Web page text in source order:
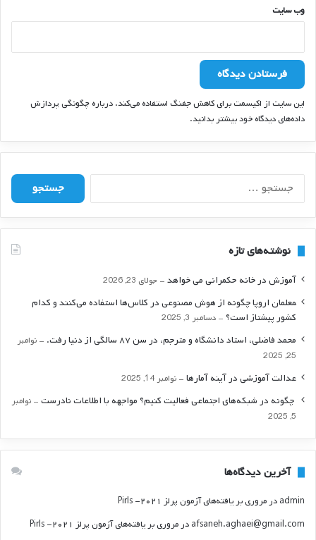
وب‌ سایت
این سایت از اکیسمت برای کاهش جفنگ استفاده می‌کند. درباره چگونگی پردازش
داده‌های دیدگاه خود بیشتر بدانید.
س
ج
ی
نوشته‌های تازه
آموزش در خانه حکمرانی می خواهد جولای 23, 2026
‍معلمان اروپا چگونه از هوش مصنوعی در کلاس‌ها استفاده می‌کنند و کدام
کشور پیشتاز است؟
دسامبر 3, 2025
محمد فاضلی، استاد دانشگاه و مترجم، در سن ۸۷ سالگی از دنیا رفت.
نوامبر
25, 2025
عدالت آموزشی در آینه آمارها نوامبر 14, 2025
‍ چگونه در شبکه‌های اجتماعی فعالیت کنیم؟ مواجهه با اطلاعات نادرست
نوامبر
5, 2025
آخرین دیدگاه‌ها
admin درمروری بر یافته‌های آزمون پرلز ۲۰۲۱- Pirls
afsaneh.aghaei@gmail.com درمروری بر یافته‌های آزمون پرلز ۲۰۲۱- Pirls